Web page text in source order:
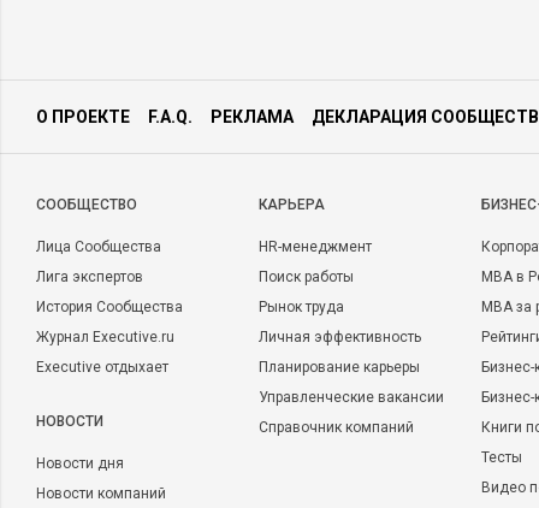
О ПРОЕКТЕ F.A.Q. РЕКЛАМА ДЕКЛАРАЦИЯ
CООБЩЕСТВО
Лица Сообщества
Лига экспертов
История Сообщества
Журнал Executive.ru
Executive отдыхает
НОВОСТИ
Новости дня
Новости компаний
КАРЬЕРА
HR-менеджмент
Поиск работы
Рынок труда
Личная эффективность
Планирование карьеры
Управленческие вакансии
Справочник компаний
MBA в
MBA
Бизнес-
Книги
Тесты
Видео